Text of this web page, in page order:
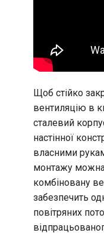
Щоб стійко
вентиляцію в
сталевий
настінної
власними
монтажу
комбіновану
забезпечить
повітряних